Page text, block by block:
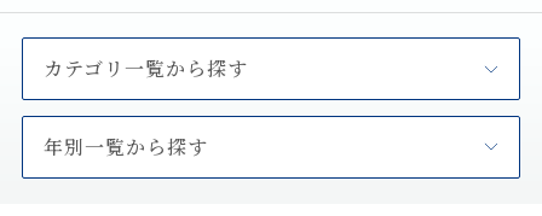
カテゴリ一覧から探す
年別一覧から探す